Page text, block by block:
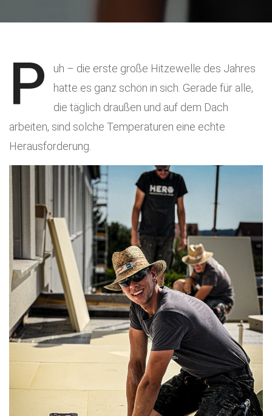
P
uh – die erste große Hitzewelle des Jahres
hatte es ganz schön in sich. Gerade für alle,
die täglich draußen und auf dem Dach
arbeiten, sind solche Temperaturen eine echte
Herausforderung.